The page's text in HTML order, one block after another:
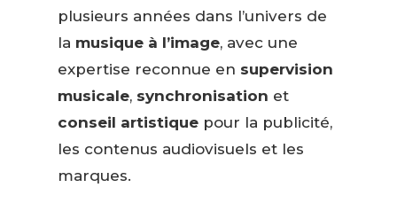
plusieurs années dans l’univers de
la musique à l’image, avec une
expertise reconnue en supervision
musicale, synchronisation et
conseil artistiquepour la publicité,
les contenus audiovisuels et les
marques.